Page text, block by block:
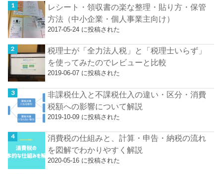
レシート・領収書の楽な整理・貼り方・保管
方法（中小企業・個人事業主向け）
2017-05-24 に投稿された
税理士が「全力法人税」と「税理士いらず」
を使ってみたのでレビューと比較
2019-06-07 に投稿された
非課税仕入と不課税仕入の違い・区分・消費
税額への影響について解説
2019-10-09 に投稿された
消費税の仕組みと、計算・申告・納税の流れ
を図解でわかりやすく解説
2020-05-16 に投稿された